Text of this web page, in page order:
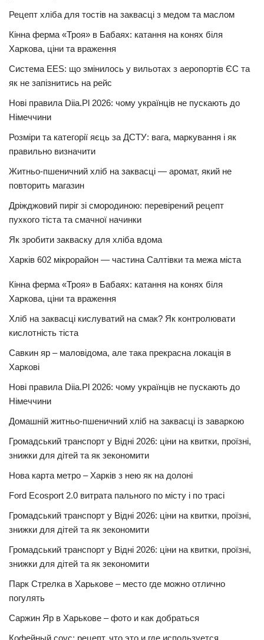
Рецепт хліба для тостів на заквасці з медом та маслом
Кінна ферма «Троя» в Бабаях: катання на конях біля
Харкова, ціни та враження
Система EES: що змінилось у вильотах з аеропортів ЄС та
як не запізнитись на рейс
Нові правила Diia.Pl 2026: чому українців не пускають до
Німеччини
Розміри та категорії яєць за ДСТУ: вага, маркування і як
правильно визначити
Житньо-пшеничний хліб на заквасці — аромат, який не
повторить магазин
Дріжджовий пиріг зі смородиною: перевірений рецепт
пухкого тіста та смачної начинки
Як зробити закваску для хліба вдома
Харків 602 мікрорайон — частина Салтівки та межа міста
Кінна ферма «Троя» в Бабаях: катання на конях біля
Харкова, ціни та враження
Хліб на заквасці кислуватий на смак? Як контролювати
кислотність тіста
Савкин яр – маловідома, але така прекрасна локація в
Харкові
Нові правила Diia.Pl 2026: чому українців не пускають до
Німеччини
Домашній житньо-пшеничний хліб на заквасці із заваркою
Громадський транспорт у Відні 2026: ціни на квитки, проїзні,
знижки для дітей та як зекономити
Нова карта метро – Харків з нею як на долоні
Ford Ecosport 2.0 витрата пального по місту і по трасі
Громадський транспорт у Відні 2026: ціни на квитки, проїзні,
знижки для дітей та як зекономити
Громадський транспорт у Відні 2026: ціни на квитки, проїзні,
знижки для дітей та як зекономити
Парк Стрелка в Харькове – место где можно отлично
погулять
Саржин Яр в Харькове – фото и как добраться
Кофейный соус: рецепт, что это и где используется